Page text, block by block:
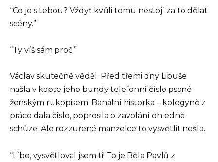
“Co je s tebou? Vždyť kvůli tomu nestojí za to dělat
scény.”
“Ty víš sám proč.”
Václav skutečně věděl. Před třemi dny Libuše
našla v kapse jeho bundy telefonní číslo psané
ženským rukopisem. Banální historka – kolegyně z
práce dala číslo, poprosila o zavolání ohledně
schůze. Ale rozzuřené manželce to vysvětlit nešlo.
“Líbo, vysvětloval jsem ti! To je Běla Pavlů z